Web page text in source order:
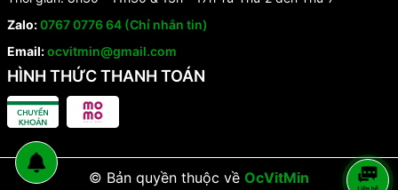
Zalo:0767 0776 64 (Chỉ nhắn tin)
Email:ocvitmin@gmail.com
HÌNH THỨC THANH TOÁN
© Bản quyền thuộc về OcVitMin